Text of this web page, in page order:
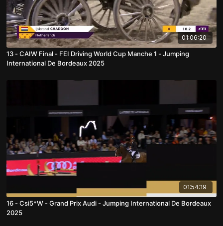
01:06:20
13 - CAIW Final - FEI Driving World Cup Manche 1 - Jumping
International De Bordeaux 2025
01:54:19
16 - Csi5*W - Grand Prix Audi - Jumping International De Bordeaux
2025